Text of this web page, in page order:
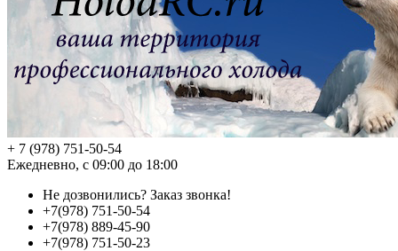
+ 7 (978) 751-50-54
Ежедневно, с 09:00 до 18:00
Не дозвонились? Заказ звонка!
+7(978) 751-50-54
+7(978) 889-45-90
+7(978) 751-50-23